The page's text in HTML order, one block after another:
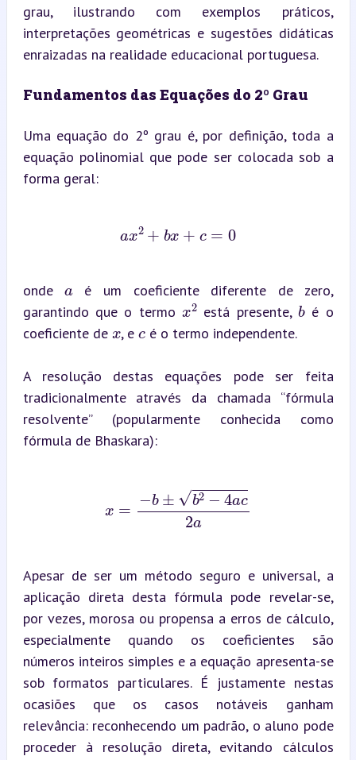
grau, ilustrando com exemplos práticos,
interpretações geométricas e sugestões didáticas
enraizadas na realidade educacional portuguesa.
Fundamentos das Equações do 2º Grau
Uma equação do 2º grau é, por definição, toda a
equação polinomial que pode ser colocada sob a
forma geral:
a 2 +b + c=0
onde é um coeficiente diferente de zero,
garantindo que o termo
x2
está presente,
b
é o
coeficiente de
x
, e
c
é o termo independente.
A resolução destas equações pode ser feita
tradicionalmente através da chamada “fórmula
resolvente” (popularmente conhecida como
fórmula de Bhaskara):
x= −b±b2−4ac2a
Apesar de ser um método seguro e universal, a
aplicação direta desta fórmula pode revelar-se,
por vezes, morosa ou propensa a erros de cálculo,
especialmente quando os coeficientes são
números inteiros simples e a equação apresenta-se
sob formatos particulares. É justamente nestas
ocasiões que os casos notáveis ganham
relevância: reconhecendo um padrão, o aluno pode
proceder à resolução direta, evitando cálculos